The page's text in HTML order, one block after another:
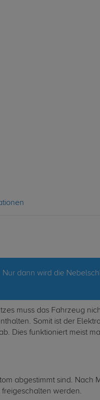
dann wird die
muss das Fahrzeug
Somit ist der
Dies funktioniert meist
abgestimmt sind. Nach
werden.